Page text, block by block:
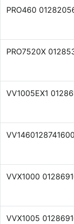
PRO460
PRO7520X
VV1005EX1
VV1460128741600
VVX1000
VVX1005